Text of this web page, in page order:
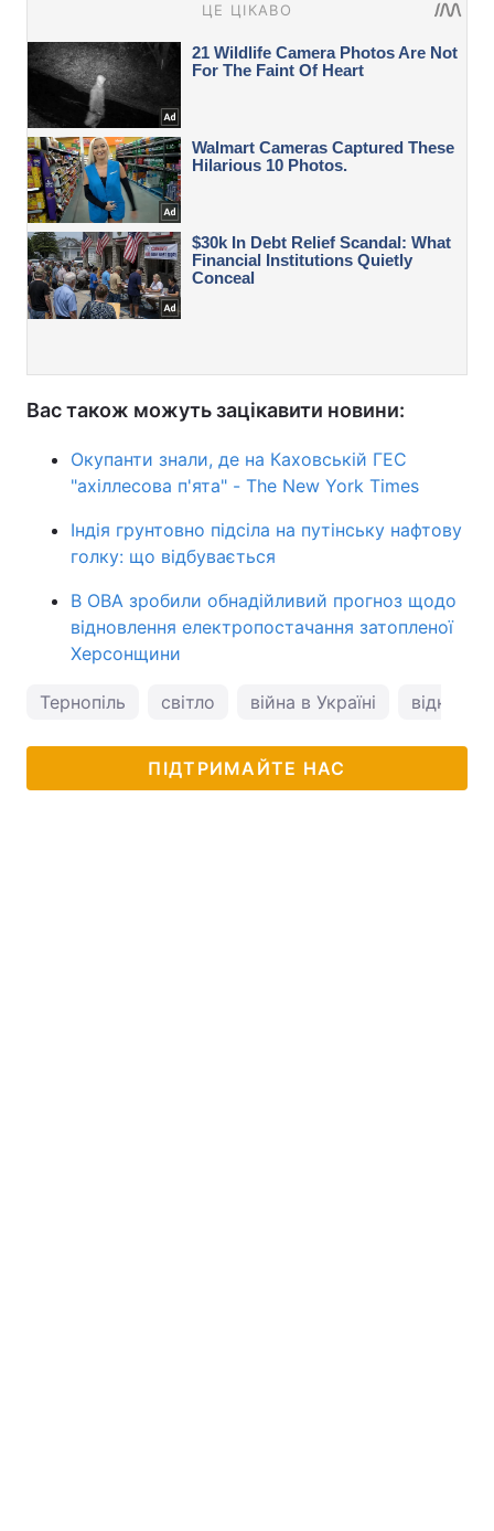
Вас також можуть зацікавити новини:
Окупанти знали, де на Каховській ГЕС
"ахіллесова п'ята" - The New York Times
Індія грунтовно підсіла на путінську нафтову
голку: що відбувається
В ОВА зробили обнадійливий прогноз щодо
відновлення електропостачання затопленої
Херсонщини
Тернопіль світло війна в Україні
ПІДТРИМАЙТЕ НАС